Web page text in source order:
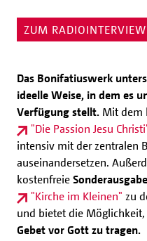
ZUM RADIOINTERVIEW
Das Bonifatiuswerk
ideelle Weise, in dem es
Verfügung stellt. Mit dem
"Die Passion Jesu
intensiv mit der zentralen
auseinandersetzen.
kostenfreie
"Kirche im Kleinen" zu
und bietet die Möglichkeit,
Gebet vor Gott zu tragen.